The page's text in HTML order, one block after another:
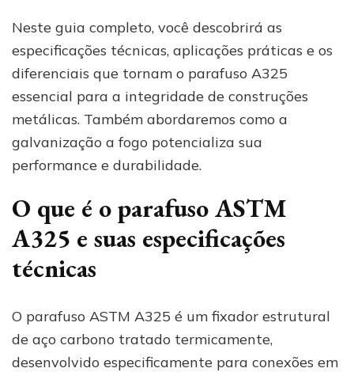
Neste guia completo, você descobrirá as
especificações técnicas, aplicações práticas e os
diferenciais que tornam o parafuso A325
essencial para a integridade de construções
metálicas. Também abordaremos como a
galvanização a fogo potencializa sua
performance e durabilidade.
O que é o parafuso ASTM
A325 e suas especificações
técnicas
O parafuso ASTM A325 é um fixador estrutural
de aço carbono tratado termicamente,
desenvolvido especificamente para conexões em